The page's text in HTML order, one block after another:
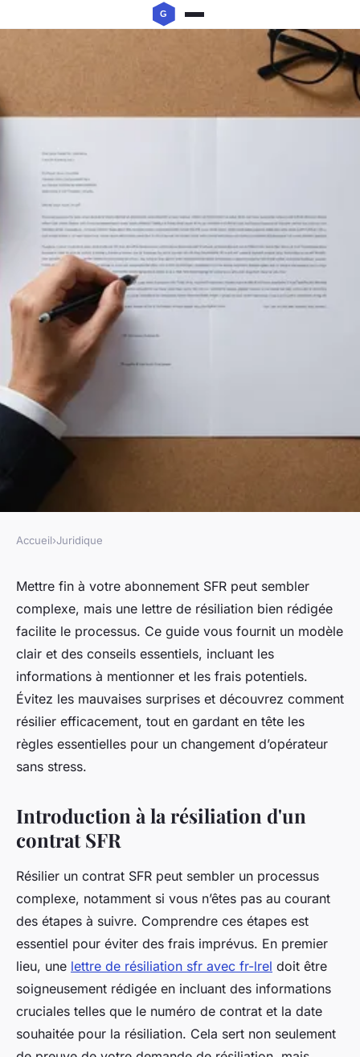
Guide pratique pour rédiger
une lettre de résiliation sfr
Mathis• 1 février 2025• 4 min de lecture
Accueil›Juridique
Mettre fin à votre abonnement SFR peut sembler
complexe, mais une lettre de résiliation bien rédigée
facilite le processus. Ce guide vous fournit un modèle
clair et des conseils essentiels, incluant les
informations à mentionner et les frais potentiels.
Évitez les mauvaises surprises et découvrez comment
résilier efficacement, tout en gardant en tête les
règles essentielles pour un changement d’opérateur
sans stress.
Introduction à la résiliation d'un
contrat SFR
Résilier un contrat SFR peut sembler un processus
complexe, notamment si vous n’êtes pas au courant
des étapes à suivre. Comprendre ces étapes est
essentiel pour éviter des frais imprévus. En premier
lieu, une lettre de résiliation sfr avec fr-lrel doit être
soigneusement rédigée en incluant des informations
cruciales telles que le numéro de contrat et la date
souhaitée pour la résiliation. Cela sert non seulement